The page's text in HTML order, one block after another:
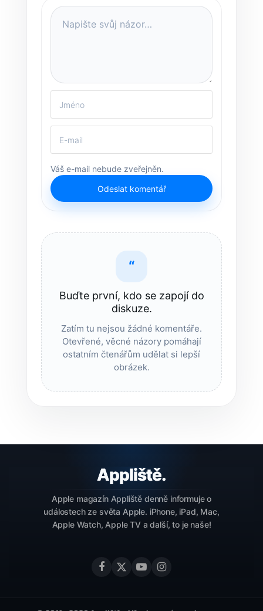
Váš e-mail nebude zveřejněn.
Odeslat komentář
“
Buďte první, kdo se zapojí do
diskuze.
Zatím tu nejsou žádné komentáře.
Otevřené, věcné názory pomáhají
ostatním čtenářům udělat si lepší
obrázek.
Apple magazín Appliště denně informuje o
událostech ze světa Apple. iPhone, iPad, Mac,
Apple Watch, Apple TV a další, to je naše!